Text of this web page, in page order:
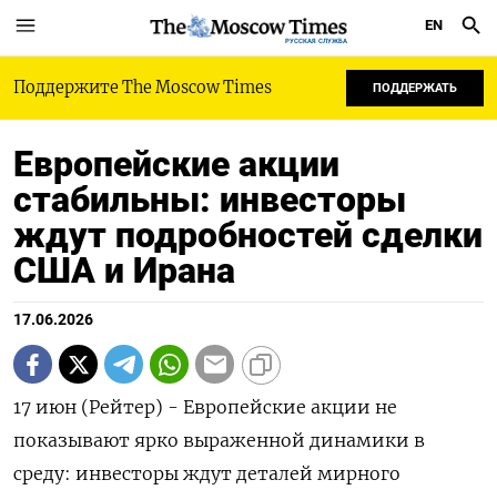
РУССКАЯ СЛУЖБА
EN
Поддержите The Moscow Times ПОДДЕРЖАТЬ
Европейские акции
стабильны: инвесторы
ждут подробностей сделки
США и Ирана
17.06.2026
17 июн (Рейтер) - Европейские акции не
показывают ярко выраженной динамики в
‌среду: инвесторы ждут деталей мирного